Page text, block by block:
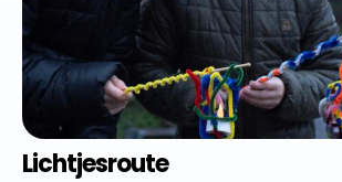
Lichtjesroute